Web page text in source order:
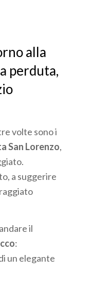
alla
perduta,
volte sono i
San Lorenzo,
a suggerire
il
:
un elegante